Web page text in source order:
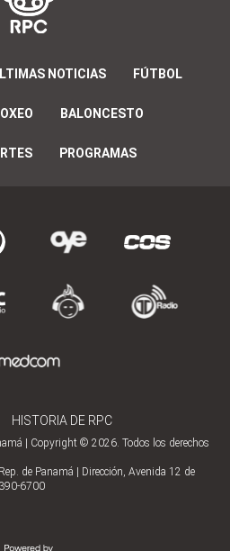
NOTICIAS FÚTBOL
BALONCESTO
PROGRAMAS
HISTORIA DE RPC
| Copyright © 2026. Todos los derechos
de Panamá | Dirección, Avenida 12 de
6700